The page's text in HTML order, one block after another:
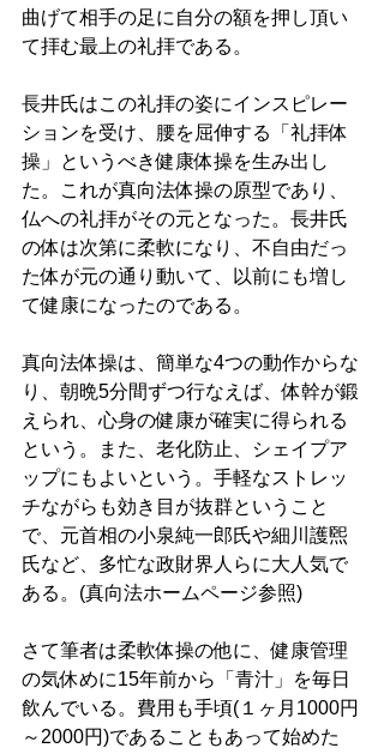
曲げて相手の足に自分の額を押し頂い
て拝む最上の礼拝である。
長井氏はこの礼拝の姿にインスピレー
ションを受け、腰を屈伸する「礼拝体
操」というべき健康体操を生み出し
た。これが真向法体操の原型であり、
仏への礼拝がその元となった。長井氏
の体は次第に柔軟になり、不自由だっ
た体が元の通り動いて、以前にも増し
て健康になったのである。
真向法体操は、簡単な4つの動作からな
り、朝晩5分間ずつ行なえば、体幹が鍛
えられ、心身の健康が確実に得られる
という。また、老化防止、シェイプア
ップにもよいという。手軽なストレッ
チながらも効き目が抜群ということ
で、元首相の小泉純一郎氏や細川護煕
氏など、多忙な政財界人らに大人気で
ある。(真向法ホームページ参照)
さて筆者は柔軟体操の他に、健康管理
の気休めに15年前から「青汁」を毎日
飲んでいる。費用も手頃(１ヶ月1000円
～2000円)であることもあって始めた